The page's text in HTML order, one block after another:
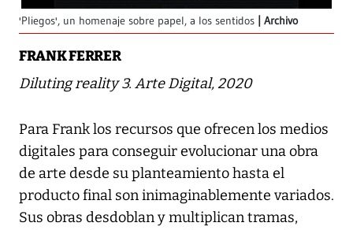
'Pliegos', un homenaje sobre papel, a los sentidos Archivo
FRANK FERRER
Diluting reality 3. Arte Digital, 2020
Para Frank los recursos que ofrecen los medios
digitales para conseguir evolucionar una obra
de arte desde su planteamiento hasta el
producto final son inimaginablemente variados.
Sus obras desdoblan y multiplican tramas,